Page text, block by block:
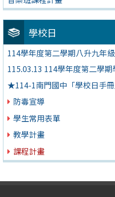
學校日
114學年度第二學期八升九年
115.03.13 114學年度第二學期
★114-1南門國中「學校日手
防毒宣導
學生常用表單
教學計畫
課程計畫